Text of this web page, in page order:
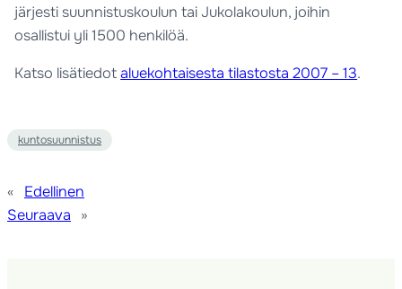
järjesti suunnistuskoulun tai Jukolakoulun, joihin
osallistui yli 1500 henkilöä.
Katso lisätiedotaluekohtaisesta tilastosta 2007 – 13.
kuntosuunnistus
«
Edellinen
Seuraava
»